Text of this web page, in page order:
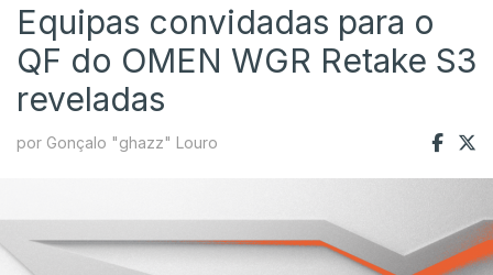
Equipas convidadas para o
QF do OMEN WGR Retake S3
reveladas
por Gonçalo "ghazz" Louro